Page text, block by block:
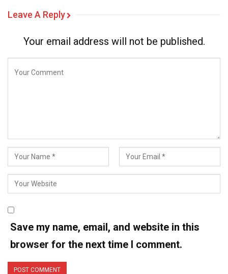
Leave A Reply
Your email address will not be published.
Save my name, email, and website in this
browser for the next time I comment.